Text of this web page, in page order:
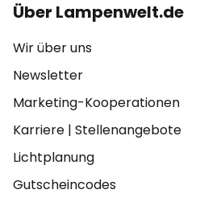
Über Lampenwelt.de
Wir über uns
Newsletter
Marketing-Kooperationen
Karriere | Stellenangebote
Lichtplanung
Gutscheincodes